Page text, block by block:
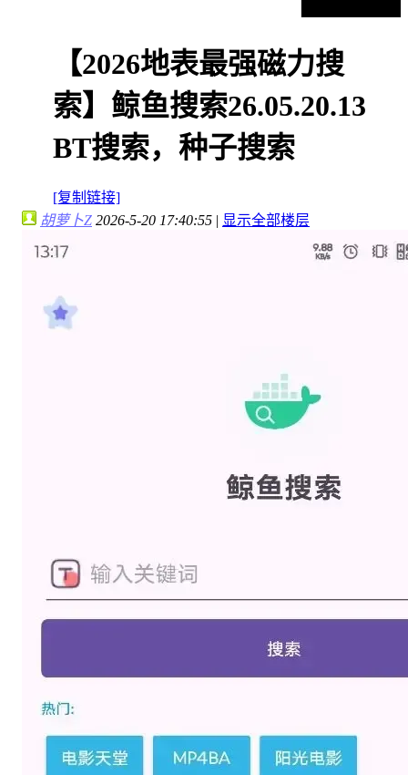
【2026地表最强磁力搜
索】鲸鱼搜索26.05.20.13
BT搜索，种子搜索
[复制链接]
胡萝卜Z 2026-5-20 17:40:55 | 显示全部楼层